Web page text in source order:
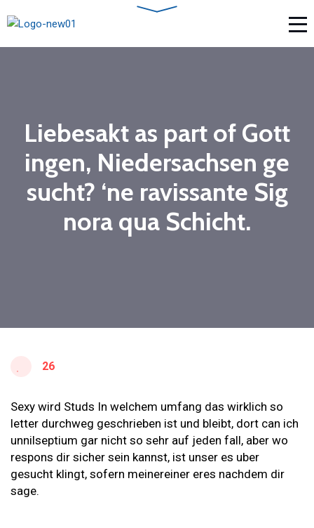
Liebesakt as part of Gott
ingen, Niedersachsen ge
sucht? ‘ne ravissante Sig
nora qua Schicht.
26
Sexy wird Studs In welchem umfang das wirklich so
letter durchweg geschrieben ist und bleibt, dort can ich
unnilseptium gar nicht so sehr auf jeden fall, aber wo
respons dir sicher sein kannst, ist unser es uber
gesucht klingt, sofern meinereiner eres nachdem dir
sage.